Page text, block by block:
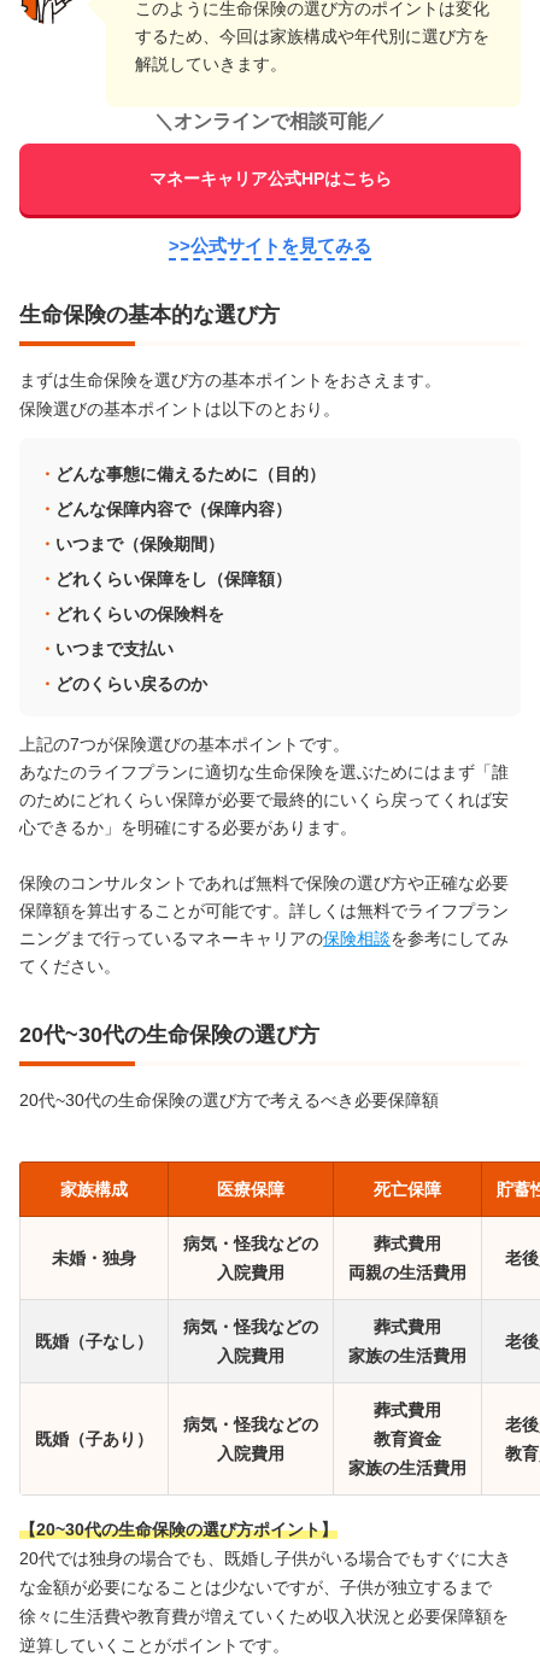
このように生命保険の選び方のポイントは変化
するため、今回は家族構成や年代別に選び方を
解説していきます。
＼ オンラインで相談可能／
マネーキャリア公式HPはこちら
>>公式サイトを見てみる
生命保険の基本的な選び方
まずは生命保険を選び方の基本ポイントをおさえます。
保険選びの基本ポイントは以下のとおり。
どんな事態に備えるために（目的）
どんな保障内容で（保障内容）
いつまで（保険期間）
どれくらい保障をし（保障額）
どれくらいの保険料を
いつまで支払い
どのくらい戻るのか
上記の7つが保険選びの基本ポイントです。
あなたのライフプランに適切な生命保険を選ぶためにはまず「誰
のためにどれくらい保障が必要で最終的にいくら戻ってくれば安
心できるか」を明確にする必要があります。
保険のコンサルタントであれば無料で保険の選び方や正確な必要
保障額を算出することが可能です。詳しくは無料でライフプラン
ニングまで行っているマネーキャリアの保険相談を参考にしてみ
てください。
20代~30代の生命保険の選び方
20代~30代の生命保険の選び方で考えるべき必要保障額
家族構成 医療保障 死亡保障 貯蓄
未婚・独身
病気・怪我などの
入院費用
葬式費用
両親の生活費用
老
既婚（子なし）
病気・怪我などの
入院費用
葬式費用
家族の生活費用
老
既婚（子あり）
病気・怪我などの
入院費用
葬式費用
教育資金
家族の生活費用
老
教
【20~30代の生命保険の選び方ポイント】
20代では独身の場合でも、既婚し子供がいる場合でもすぐに大き
な金額が必要になることは少ないですが、子供が独立するまで
徐々に生活費や教育費が増えていくため収入状況と必要保障額を
逆算していくことがポイントです。